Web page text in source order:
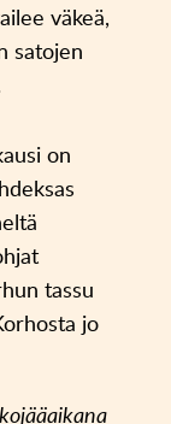
väkeä,
satojen
on
tassu
jo